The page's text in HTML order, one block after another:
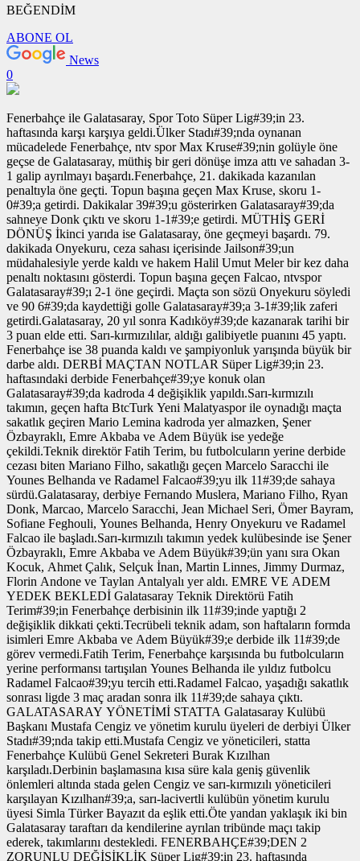
BEĞENDİM
ABONE OL
News
0
Fenerbahçe ile Galatasaray, Spor Toto Süper Lig#39;in 23.
haftasında karşı karşıya geldi.Ülker Stadı#39;nda oynanan
mücadelede Fenerbahçe, ntv spor Max Kruse#39;nin golüyle öne
geçse de Galatasaray, müthiş bir geri dönüşe imza attı ve sahadan 3-
1 galip ayrılmayı başardı.Fenerbahçe, 21. dakikada kazanılan
penaltıyla öne geçti. Topun başına geçen Max Kruse, skoru 1-
0#39;a getirdi. Dakikalar 39#39;u gösterirken Galatasaray#39;da
sahneye Donk çıktı ve skoru 1-1#39;e getirdi. MÜTHİŞ GERİ
DÖNÜŞ İkinci yarıda ise Galatasaray, öne geçmeyi başardı. 79.
dakikada Onyekuru, ceza sahası içerisinde Jailson#39;un
müdahalesiyle yerde kaldı ve hakem Halil Umut Meler bir kez daha
penaltı noktasını gösterdi. Topun başına geçen Falcao, ntvspor
Galatasaray#39;ı 2-1 öne geçirdi. Maçta son sözü Onyekuru söyledi
ve 90 6#39;da kaydettiği golle Galatasaray#39;a 3-1#39;lik zaferi
getirdi.Galatasaray, 20 yıl sonra Kadıköy#39;de kazanarak tarihi bir
3 puan elde etti. Sarı-kırmızılılar, aldığı galibiyetle puanını 45 yaptı.
Fenerbahçe ise 38 puanda kaldı ve şampiyonluk yarışında büyük bir
darbe aldı. DERBİ MAÇTAN NOTLAR Süper Lig#39;in 23.
haftasındaki derbide Fenerbahçe#39;ye konuk olan
Galatasaray#39;da kadroda 4 değişiklik yapıldı.Sarı-kırmızılı
takımın, geçen hafta BtcTurk Yeni Malatyaspor ile oynadığı maçta
sakatlık geçiren Mario Lemina kadroda yer almazken, Şener
Özbayraklı, Emre Akbaba ve Adem Büyük ise yedeğe
çekildi.Teknik direktör Fatih Terim, bu futbolcuların yerine derbide
cezası biten Mariano Filho, sakatlığı geçen Marcelo Saracchi ile
Younes Belhanda ve Radamel Falcao#39;yu ilk 11#39;de sahaya
sürdü.Galatasaray, derbiye Fernando Muslera, Mariano Filho, Ryan
Donk, Marcao, Marcelo Saracchi, Jean Michael Seri, Ömer Bayram,
Sofiane Feghouli, Younes Belhanda, Henry Onyekuru ve Radamel
Falcao ile başladı.Sarı-kırmızılı takımın yedek kulübesinde ise Şener
Özbayraklı, Emre Akbaba ve Adem Büyük#39;ün yanı sıra Okan
Kocuk, Ahmet Çalık, Selçuk İnan, Martin Linnes, Jimmy Durmaz,
Florin Andone ve Taylan Antalyalı yer aldı. EMRE VE ADEM
YEDEK BEKLEDİ Galatasaray Teknik Direktörü Fatih
Terim#39;in Fenerbahçe derbisinin ilk 11#39;inde yaptığı 2
değişiklik dikkati çekti.Tecrübeli teknik adam, son haftaların formda
isimleri Emre Akbaba ve Adem Büyük#39;e derbide ilk 11#39;de
görev vermedi.Fatih Terim, Fenerbahçe karşısında bu futbolcuların
yerine performansı tartışılan Younes Belhanda ile yıldız futbolcu
Radamel Falcao#39;yu tercih etti.Radamel Falcao, yaşadığı sakatlık
sonrası ligde 3 maç aradan sonra ilk 11#39;de sahaya çıktı.
GALATASARAY YÖNETİMİ STATTA Galatasaray Kulübü
Başkanı Mustafa Cengiz ve yönetim kurulu üyeleri de derbiyi Ülker
Stadı#39;nda takip etti.Mustafa Cengiz ve yöneticileri, statta
Fenerbahçe Kulübü Genel Sekreteri Burak Kızılhan
karşıladı.Derbinin başlamasına kısa süre kala geniş güvenlik
önlemleri altında stada gelen Cengiz ve sarı-kırmızılı yöneticileri
karşılayan Kızılhan#39;a, sarı-lacivertli kulübün yönetim kurulu
üyesi Simla Türker Bayazıt da eşlik etti.Öte yandan yaklaşık iki bin
Galatasaray taraftarı da kendilerine ayrılan tribünde maçı takip
ederek, takımlarını destekledi. FENERBAHÇE#39;DEN 2
ZORUNLU DEĞİŞİKLİK Süper Lig#39;in 23. haftasında